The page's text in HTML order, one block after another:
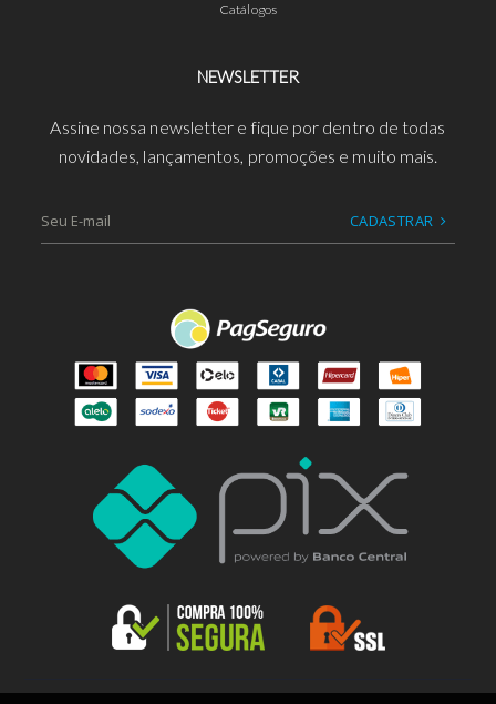
Catálogos
NEWSLETTER
Assine nossa newsletter e fique por dentro de todas
novidades, lançamentos, promoções e muito mais.
CADASTRAR